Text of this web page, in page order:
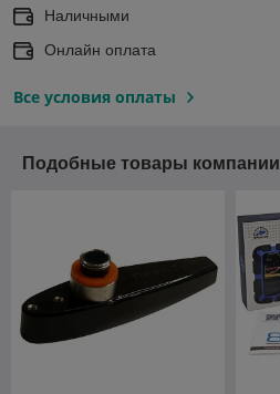
Наличными
Онлайн оплата
Все условия оплаты
Подобные товары компании